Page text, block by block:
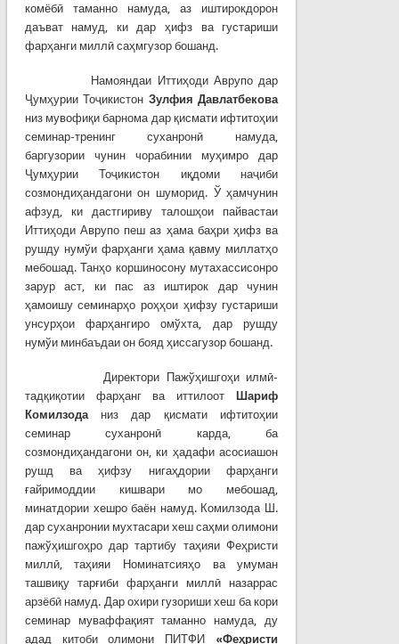
комёбӣ таманно намуда, аз иштирокдорон
даъват намуд, ки дар ҳифз ва густариши
фарҳанги миллӣ саҳмгузор бошанд.
Намояндаи Иттиҳоди Аврупо дар
Ҷумҳурии Тоҷикистон Зулфия Давлатбекова
низ мувофиқи барнома дар қисмати ифтитоҳии
семинар-тренинг суханронӣ намуда,
баргузории чунин чорабинии муҳимро дар
Ҷумҳурии Тоҷикистон иқдоми наҷиби
созмондиҳандагони он шуморид. Ў ҳамчунин
афзуд, ки дастгириву талошҳои пайвастаи
Иттиҳоди Аврупо пеш аз ҳама баҳри ҳифз ва
рушду нумўи фарҳанги ҳама қавму миллатҳо
мебошад. Танҳо коршиносону мутахассисонро
зарур аст, ки пас аз иштирок дар чунин
ҳамоишу семинарҳо роҳҳои ҳифзу густариши
унсурҳои фарҳангиро омўхта, дар рушду
нумўи минбаъдаи он бояд ҳиссагузор бошанд.
Директори Пажўҳишгоҳи илмӣ-
тадқиқотии фарҳанг ва иттилоотШариф
Комилзоданиз дар қисмати ифтитоҳии
семинар суханронӣ карда, ба
созмондиҳандагони он, ки ҳадафи асосиашон
рушд ва ҳифзу нигаҳдории фарҳанги
ғайримоддии кишвари мо мебошад,
минатдории хешро баён намуд. Комилзода Ш.
дар суханронии мухтасари хеш саҳми олимони
пажўҳишгоҳро дар тартибу таҳияи Феҳристи
миллӣ, таҳияи Номинатсияҳо ва умуман
ташвиқу тарғиби фарҳанги миллӣ назаррас
арзёбӣ намуд. Дар охири гузориши хеш ба кори
семинар муваффақият таманно намуда, ду
адад китоби олимони ПИТФИ «Феҳристи